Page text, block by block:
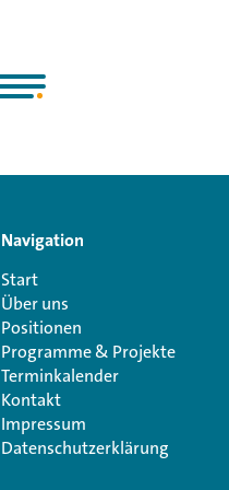
Navigation
Start
Über uns
Positionen
Programme & Projekte
Terminkalender
Kontakt
Impressum
Datenschutzerklärung